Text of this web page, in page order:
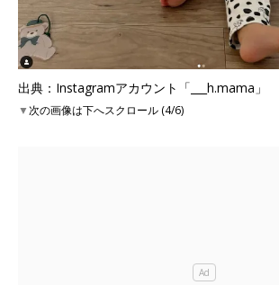
出典：Instagramアカウント「___h.mama」
▼次の画像は下へスクロール (4/6)